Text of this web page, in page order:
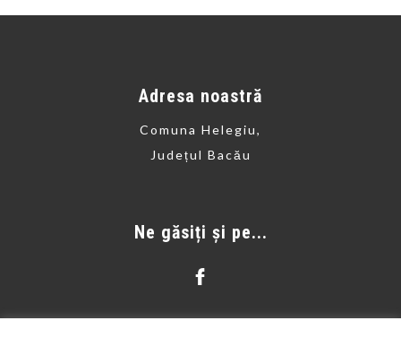
Adresa noastră
Comuna Helegiu,
Județul Bacău
Ne găsiți și pe...